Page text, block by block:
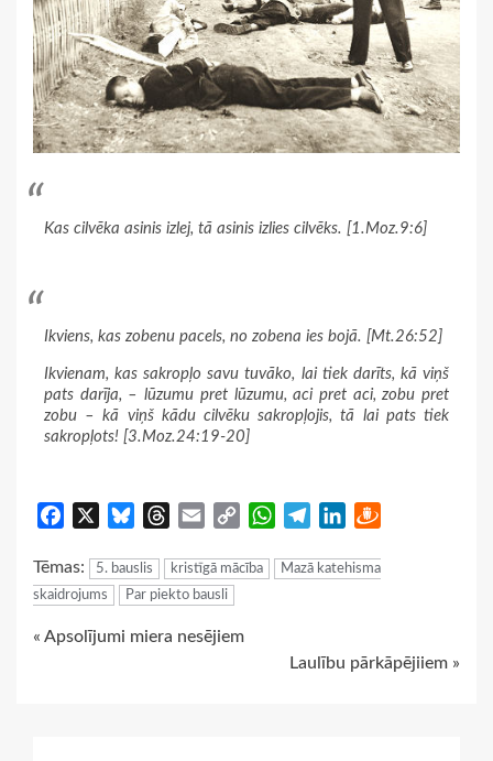
Kas cilvēka asinis izlej, tā asinis izlies cilvēks. [1.Moz.9:6]
Ikviens, kas zobenu pacels, no zobena ies bojā. [Mt.26:52]
Ikvienam, kas sakropļo savu tuvāko, lai tiek darīts, kā viņš
pats darīja, – lūzumu pret lūzumu, aci pret aci, zobu pret
zobu – kā viņš kādu cilvēku sakropļojis, tā lai pats tiek
sakropļots! [3.Moz.24:19-20]
Facebook BlueskyThreads
Email
Copy
WhatsApp
TelegramLinkedIn
Tēmas: 5. bauslis kristīgā mācība
Mazā katehisma
skaidrojums
Par piekto bausli
Continue
« Apsolījumi miera nesējiem
Laulību pārkāpējiiem »